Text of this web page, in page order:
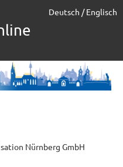
Deutsch /Englisch
Nürnberg GmbH